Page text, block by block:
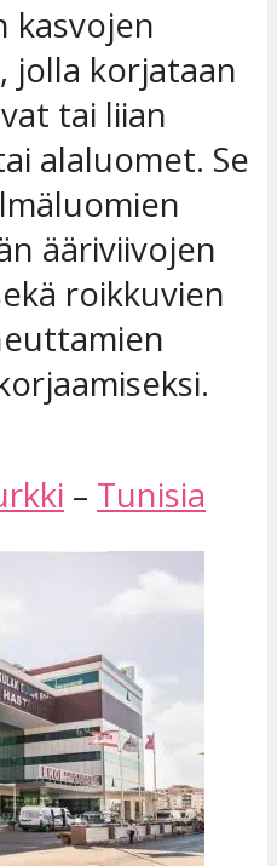
kasvojen
jolla korjataan
tai liian
alaluomet. Se
ääriviivojen
roikkuvien
– Tunisia